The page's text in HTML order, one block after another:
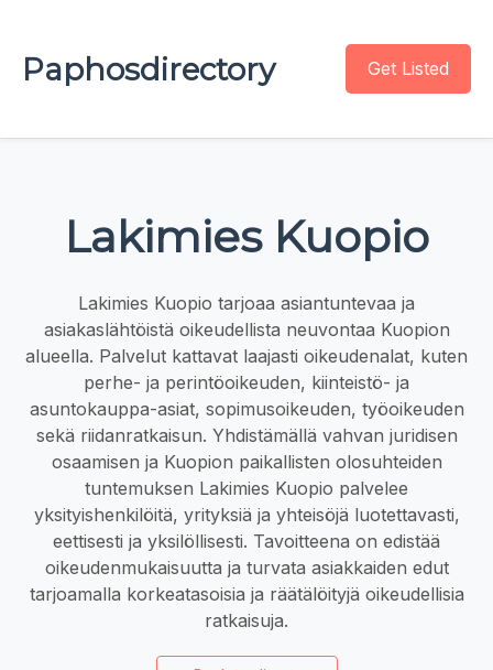
Paphosdirectory Get Listed
Lakimies Kuopio
Lakimies Kuopio tarjoaa asiantuntevaa ja
asiakaslähtöistä oikeudellista neuvontaa Kuopion
alueella. Palvelut kattavat laajasti oikeudenalat, kuten
perhe- ja perintöoikeuden, kiinteistö- ja
asuntokauppa-asiat, sopimusoikeuden, työoikeuden
sekä riidanratkaisun. Yhdistämällä vahvan juridisen
osaamisen ja Kuopion paikallisten olosuhteiden
tuntemuksen Lakimies Kuopio palvelee
yksityishenkilöitä, yrityksiä ja yhteisöjä luotettavasti,
eettisesti ja yksilöllisesti. Tavoitteena on edistää
oikeudenmukaisuutta ja turvata asiakkaiden edut
tarjoamalla korkeatasoisia ja räätälöityjä oikeudellisia
ratkaisuja.